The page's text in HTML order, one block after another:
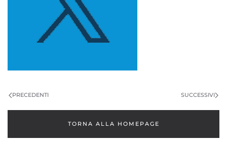
PRECEDENTI SUCCESSIVI
TORNA ALLA HOMEPAGE